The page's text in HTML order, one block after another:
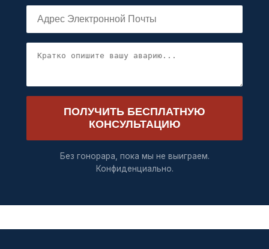
ПОЛУЧИТЬ БЕСПЛАТНУЮ
КОНСУЛЬТАЦИЮ
Без гонорара, пока мы не выиграем.
Конфиденциально.